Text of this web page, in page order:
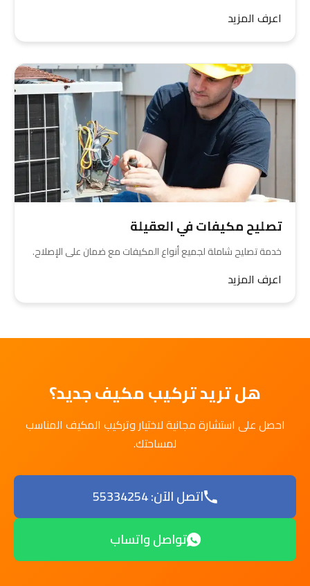
اعرف المزيد
تصليح مكيفات في العقيلة
خدمة تصليح شاملة لجميع أنواع المكيفات مع ضمان على الإصلاح.
اعرف المزيد
هل تريد تركيب مكيف جديد؟
احصل على استشارة مجانية لاختيار وتركيب المكيف المناسب
لمساحتك.
اتصل الآن: 55334254
تواصل واتساب